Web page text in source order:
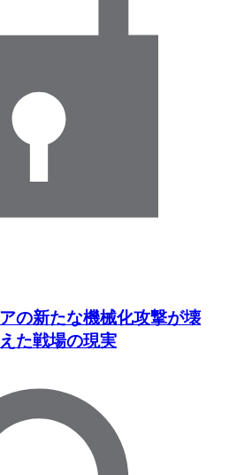
の新たな機械化攻撃が壊
た戦場の現実